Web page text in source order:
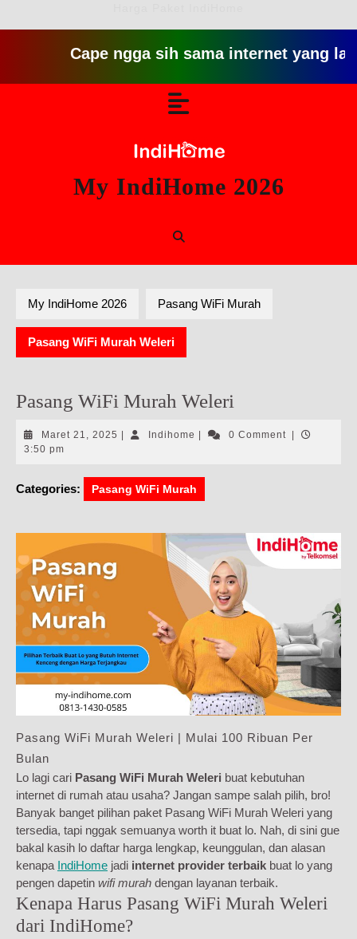
Cape ngga sih sama internet yang lambat
My IndiHome 2026
My IndiHome 2026 Pasang WiFi Murah
Pasang WiFi Murah Weleri
Pasang WiFi Murah Weleri
Maret 21, 2025 Maret
Indihome Indihome0 Comment
3:50 pm
Categories: Pasang WiFi Murah
Pasang WiFi Murah Weleri | Mulai 100 Ribuan Per
Bulan
Lo lagi cari Pasang WiFi Murah Weleri buat kebutuhan
internet di rumah atau usaha? Jangan sampe salah pilih, bro!
Banyak banget pilihan paket Pasang WiFi Murah Weleri yang
tersedia, tapi nggak semuanya worth it buat lo. Nah, di sini gue
bakal kasih lo daftar harga lengkap, keunggulan, dan alasan
kenapa IndiHome jadi internet provider terbaik buat lo yang
pengen dapetin wifi murah dengan layanan terbaik.
Kenapa Harus Pasang WiFi Murah Weleri
dari IndiHome?